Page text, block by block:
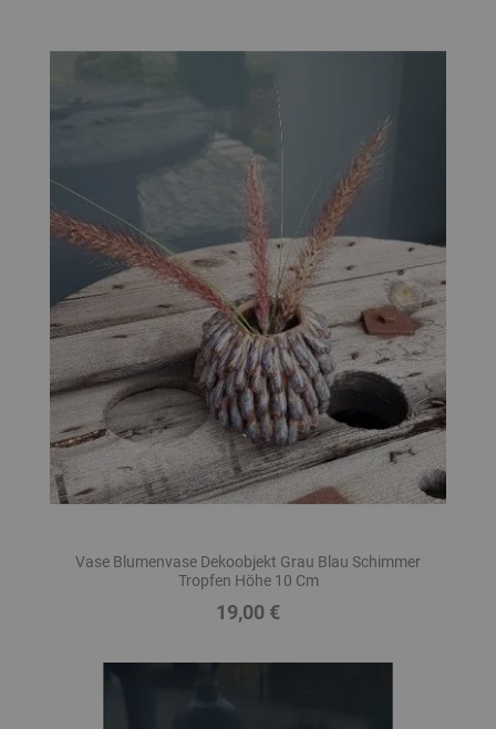
Vase Blumenvase Dekoobjekt Grau Blau Schimmer
Tropfen Höhe 10 Cm
Preis
19,00 €